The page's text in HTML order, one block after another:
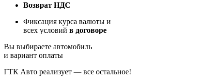
Возврат НДС
Фиксация курса валюты и
всех условий в договоре
Вы выбираете автомобиль
и вариант оплаты
ГТК Авто реализует — все остальное!